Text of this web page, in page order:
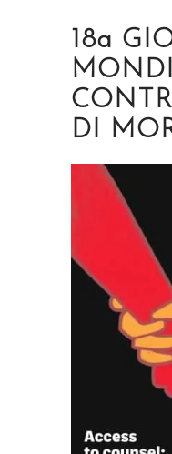
18a
DI